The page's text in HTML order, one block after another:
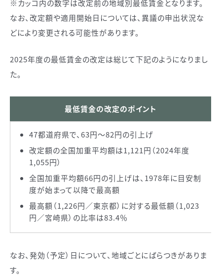
※カッコ内の数字は改定前の地域別最低賃金となります。
なお、改定額や適用開始日については、異議の申出状況な
どにより変更される可能性があります。
2025年度の最低賃金の改定は総じて下記のようになりまし
た。
最低賃金の改定のポイント
47都道府県で、63円～82円の引上げ
改定額の全国加重平均額は1,121円（2024年度
1,055円）
全国加重平均額66円の引上げは、 1978年に目安制
度が始まって以降で最高額
最高額（1,226円／東京都）に対する最低額（1,023
円／宮崎県）の比率は83.4％
なお、発効（予定）日について、地域ごとにばらつきがありま
す。